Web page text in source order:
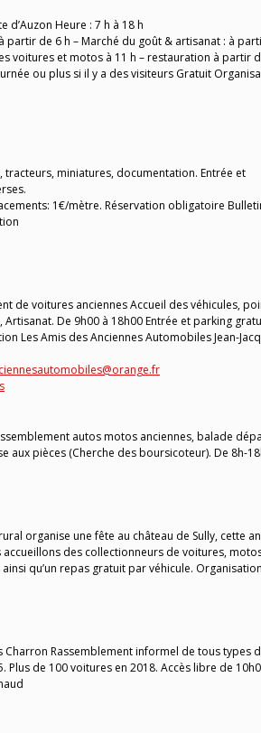
d’Auzon Heure : 7 h à 18 h
de 6 h – Marché du goût & artisanat : à
voitures et motos à 11 h – restauration à partir
ou plus si il y a des visiteurs Gratuit
tracteurs, miniatures, documentation. Entrée et
1€/mètre. Réservation obligatoire
de voitures anciennes Accueil des véhicules,
De 9h00 à 18h00 Entrée et parking
Les Amis des Anciennes Automobiles Jean-
autos motos anciennes, balade
aux pièces (Cherche des boursicoteur). De 8h-
organise une fête au château de Sully, cette
accueillons des collectionneurs de voitures,
qu’un repas gratuit par véhicule. Organisation
Charron Rassemblement informel de tous types
de 100 voitures en 2018. Accès libre de